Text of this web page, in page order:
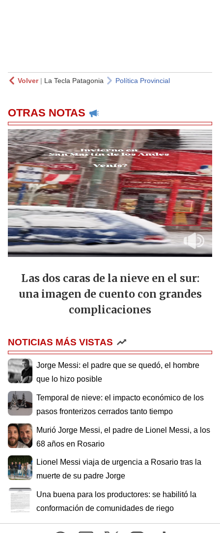
Volver| La Tecla Patagonia Política Provincial
OTRAS NOTAS
Las dos caras de la nieve en el sur:
una imagen de cuento con grandes
complicaciones
NOTICIAS MÁS VISTAS
Jorge Messi: el padre que se quedó, el hombre
que lo hizo posible
Temporal de nieve: el impacto económico de los
pasos fronterizos cerrados tanto tiempo
Murió Jorge Messi, el padre de Lionel Messi, a los
68 años en Rosario
Lionel Messi viaja de urgencia a Rosario tras la
muerte de su padre Jorge
Una buena para los productores: se habilitó la
conformación de comunidades de riego